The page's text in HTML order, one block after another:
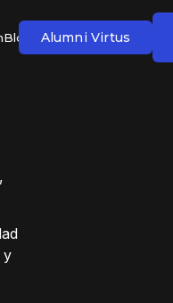
Blog Alumni Virtus
y